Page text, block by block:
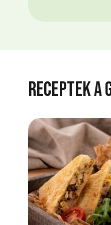
Receptek a